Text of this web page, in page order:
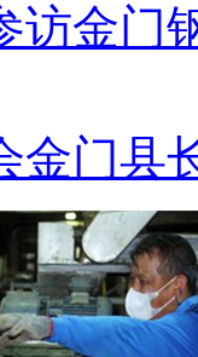
访金门
金门县